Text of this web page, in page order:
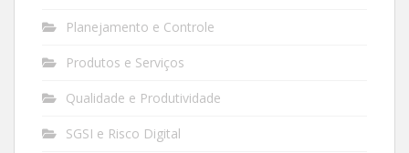
Planejamento e Controle
Produtos e Serviços
Qualidade e Produtividade
SGSI e Risco Digital